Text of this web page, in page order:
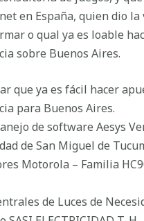
en España, quien dio
o qual ya es loable
sobre Buenos Aires.
que ya es fácil hacer
para Buenos Aires.
de software Aesys
de San Miguel de
Motorola – Familia
de Luces de